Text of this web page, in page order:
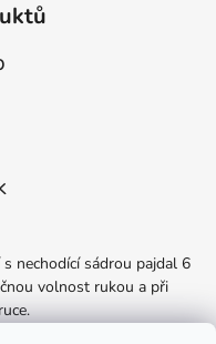
nechodící sádrou pajdal 6
volnost rukou a při